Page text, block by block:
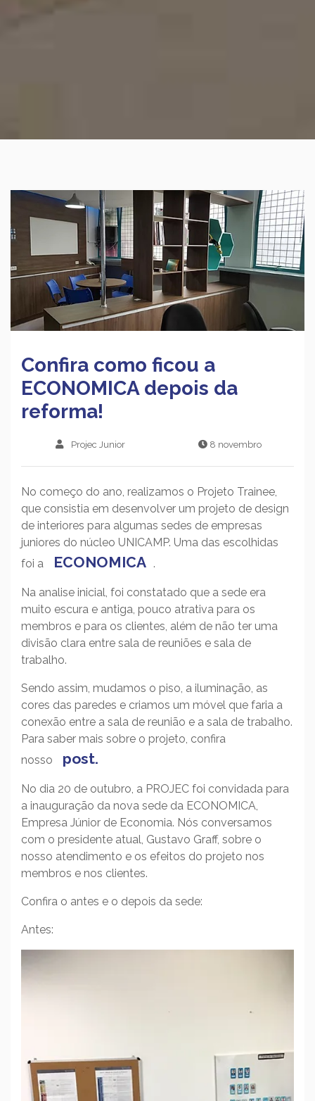
Confira como ficou a
ECONOMICA depois da
reforma!
Projec Junior 8 novembro
No começo do ano, realizamos o Projeto Trainee,
que consistia em desenvolver um projeto de design
de interiores para algumas sedes de empresas
juniores do núcleo UNICAMP. Uma das escolhidas
foi a
ECONOMICA .
Na analise inicial, foi constatado que a sede era
muito escura e antiga, pouco atrativa para os
membros e para os clientes, além de não ter uma
divisão clara entre sala de reuniões e sala de
trabalho.
Sendo assim, mudamos o piso, a iluminação, as
cores das paredes e criamos um móvel que faria a
conexão entre a sala de reunião e a sala de trabalho.
Para saber mais sobre o projeto, confira
nosso
post.
No dia 20 de outubro, a PROJEC foi convidada para
a inauguração da nova sede da ECONOMICA,
Empresa Júnior de Economia. Nós conversamos
com o presidente atual, Gustavo Graff, sobre o
nosso atendimento e os efeitos do projeto nos
membros e nos clientes.
Confira o antes e o depois da sede:
Antes: